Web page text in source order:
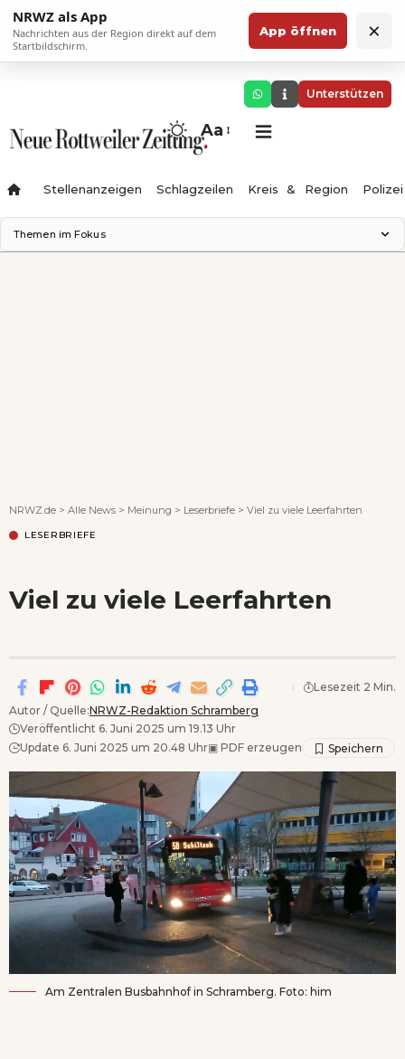
NRWZ als App
Nachrichten aus der Region direkt auf dem
Startbildschirm.
App öffnen ×
Unterstützen
Aa
Stellenanzeigen Schlagzeilen Kreis & Region Polizei
Themen im Fokus
NRWZ.de > Alle News > Meinung > Leserbriefe > Viel zu viele Leerfahrten
LESERBRIEFE
Viel zu viele Leerfahrten
Autor / Quelle:NRWZ-Redaktion Schramberg
Veröffentlicht 6. Juni 2025 um 19.13 Uhr
Update 6. Juni 2025 um 20.48 Uhr▣ PDF erzeugen
Lesezeit 2 Min.
Am Zentralen Busbahnhof in Schramberg. Foto: him